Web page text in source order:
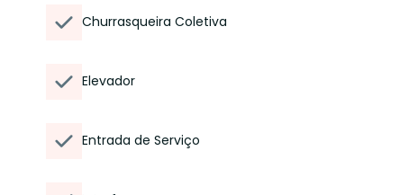
Churrasqueira Coletiva
Elevador
Entrada de Serviço